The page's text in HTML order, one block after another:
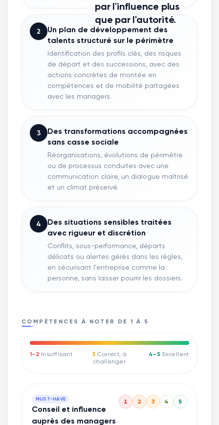
par l'influence plus
que par l'autorité.
2
Un plan de développement des
talents structuré sur le périmètre
Identification des profils clés, des risques
de départ et des successions, avec des
actions concrètes de montée en
compétences et de mobilité partagées
avec les managers.
3
Des transformations accompagnées
sans casse sociale
Réorganisations, évolutions de périmètre
ou de processus conduites avec une
communication claire, un dialogue maîtrisé
et un climat préservé.
4
Des situations sensibles traitées
avec rigueur et discrétion
Conflits, sous-performance, départs
délicats ou alertes gérés dans les règles,
en sécurisant l'entreprise comme la
personne, sans laisser pourrir les dossiers.
COMPÉTENCES À NOTER DE 1 À 5
1-2 Insuffisant 3 Correct, à
challenger
4-5 Excellent
MUST-HAVE
Conseil et influence
auprès des managers
1 2 3 4 5